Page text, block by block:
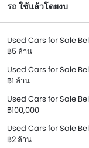
รถ ใช้แล้วโดยงบ
Used Cars for Sale
฿5 ล้าน
Used Cars for Sale
฿1 ล้าน
Used Cars for Sale
฿100,000
Used Cars for Sale
฿2 ล้าน